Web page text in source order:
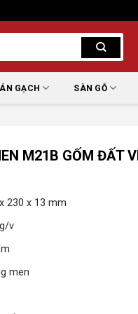
GẠCH SÀN GỖ
M21B GỐM ĐẤT
x 13 mm
v